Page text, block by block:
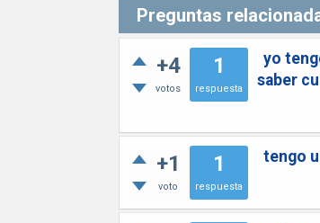
Preguntas
+4
votos
1
respuesta
yo
saber
+1
voto
1
respuesta
tengo